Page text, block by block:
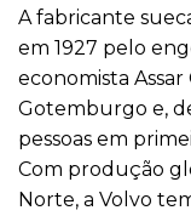
A fabricante
em 1927 pelo
economista
Gotemburgo e,
pessoas em
Com produção
Norte, a Volvo